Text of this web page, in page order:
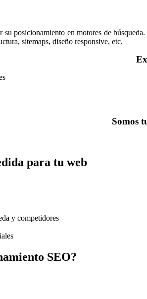
posicionamiento en motores de
sitemaps, diseño responsive, etc.
Somos
para tu web
y competidores
SEO?